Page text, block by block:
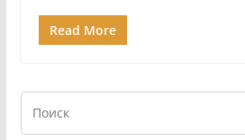
Read More